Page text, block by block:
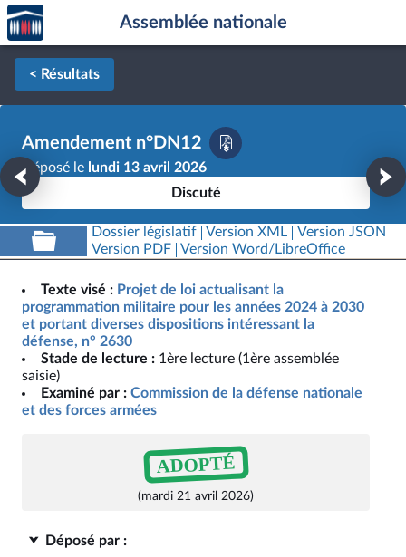
Aller au contenu
Aller en bas de la page
Accèder
à la
page
d'accueil
Assemblée nationale
< Résultats
Amendement n°DN12
Déposé le lundi 13 avril 2026
Discuté
Dossier législatif Version XML
Version JSON
Version PDF
Version Word/LibreOffice
Texte visé : Projet de loi actualisant la
programmation militaire pour les années 2024 à 2030
et portant diverses dispositions intéressant la
défense, n° 2630
Stade de lecture : 1ère lecture (1ère assemblée
saisie)
Examiné par : Commission de la défense nationale
et des forces armées
ADOPTÉ
(mardi 21 avril 2026)
Déposé par :